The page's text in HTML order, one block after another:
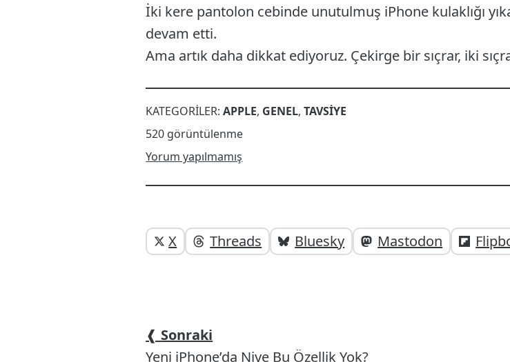
İki kere pantolon cebinde unutulmuş iPhone kulaklığı
devam etti.
Ama artık daha dikkat ediyoruz. Çekirge bir sıçrar, iki
KATEGORILER:APPLE, GENEL,TAVSIYE
520 görüntülenme
Yorum yapılmamış
Yazı
Yazıyı
paylaşabilirsiniz;
X Threads Bluesky Mastodon
❰ Sonraki
Yeni iPhone’da Niye Bu Özellik Yok?